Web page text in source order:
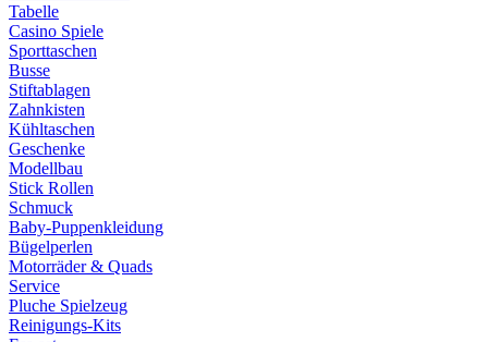
Tabelle
Casino Spiele
Sporttaschen
Busse
Stiftablagen
Zahnkisten
Kühltaschen
Geschenke
Modellbau
Stick Rollen
Schmuck
Baby-Puppenkleidung
Bügelperlen
Motorräder & Quads
Service
Pluche Spielzeug
Reinigungs-Kits